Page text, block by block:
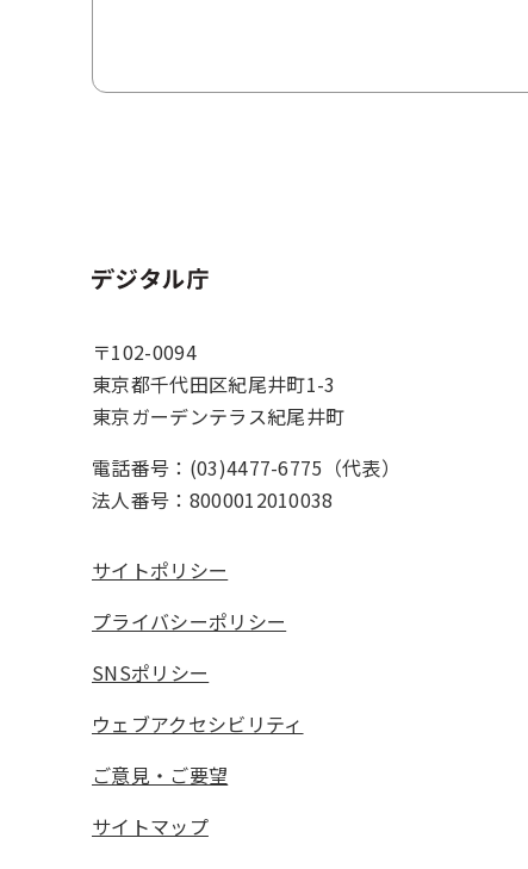
ホーム
〒102-0094
東京都千代田区紀尾井町1-3
東京ガーデンテラス紀尾井町
電話番号：(03)4477-6775（代表）
法人番号：8000012010038
サイトポリシー
プライバシーポリシー
SNSポリシー
ウェブアクセシビリティ
ご意見・ご要望
サイトマップ